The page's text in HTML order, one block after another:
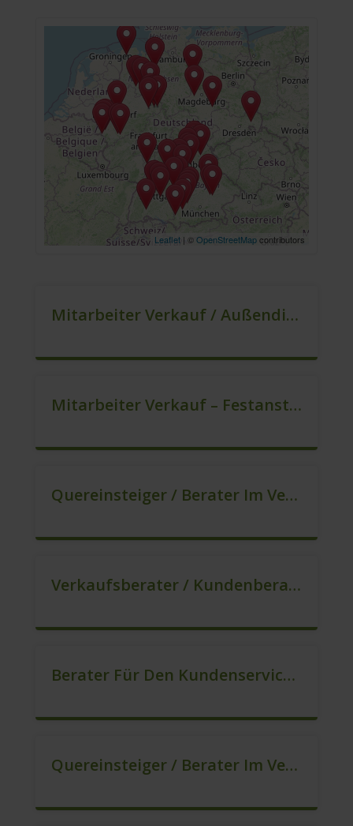
Leaflet | ©OpenStreetMapcontributors
Mitarbeiter Verkauf / Außendienst (m/w/d)
Mitarbeiter Verkauf – Festanstellung (m/w/d)
Quereinsteiger / Berater Im Vertrieb In VZ/TZ (m/w/d)
Verkaufsberater / Kundenberater – Ab Sofort (m/w/d)
Berater Für Den Kundenservice In VZ/TZ (m/w/d)
Quereinsteiger / Berater Im Vertrieb (m/w/d)